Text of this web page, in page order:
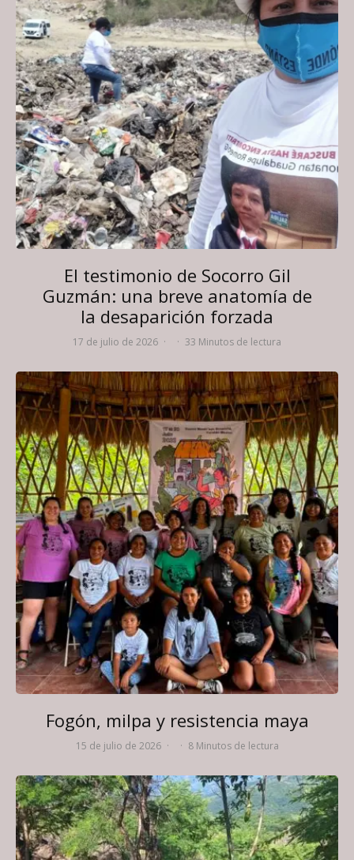
El testimonio de Socorro Gil
Guzmán: una breve anatomía de
la desaparición forzada
17 de julio de 2026 · · 33 Minutos de lectura
Fogón, milpa y resistencia maya
15 de julio de 2026 · · 8 Minutos de lectura